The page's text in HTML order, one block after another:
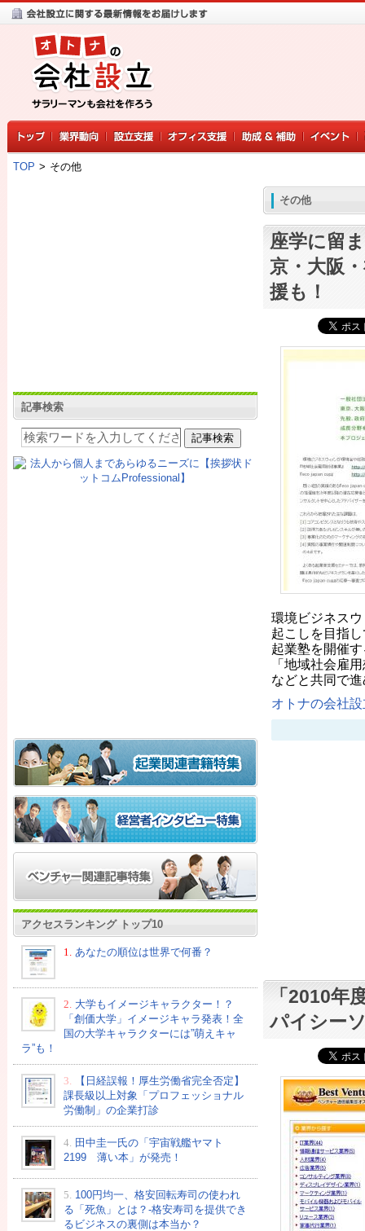
TOP > その他
記事検索
アクセスランキング トップ10
1. あなたの順位は世界で何番？
2. 大学もイメージキャラクター！？
「創価大学」イメージキャラ発表！全
国の大学キャラクターには”萌えキャ
ラ”も！
3.
【日経誤報！厚生労働省完全否定】
課長級以上対象「プロフェッショナル
労働制」の企業打診
4. 田中圭一氏の「宇宙戦艦ヤマト
2199 薄い本」が発売！
5. 100円均一、格安回転寿司の使われ
る「死魚」とは？-格安寿司を提供でき
るビジネスの裏側は本当か？
その他
座学に留
京・大阪
援も！
環境ビジネス
起こしを目指
起業塾を開催
「地域社会雇
などと共同で
オトナの会社
「2010年
パイシー